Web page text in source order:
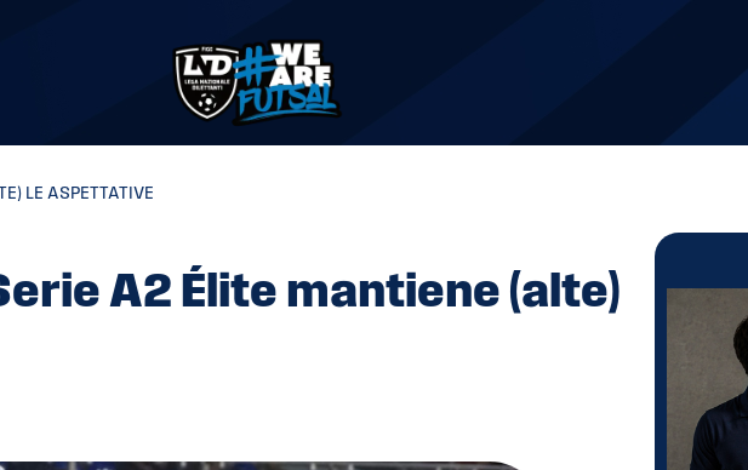
LE ASPETTATIVE
A2 Élite mantiene (alte)